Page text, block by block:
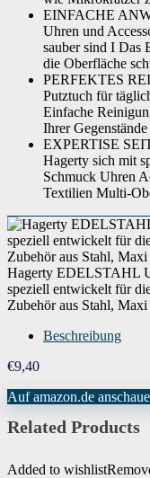
EINFACHE
Uhren und
sauber sind I Das
die Oberfläche
PERFEKTES
Putztuch für
Einfache
Ihrer
EXPERTISE
Hagerty sich mit
Schmuck Uhren
Textilien Multi-
Hagerty EDELSTAHL
speziell entwickelt für
Zubehör aus Stahl,
Beschreibung
€9,40
Auf amazon.de
Related Products
Added to wishlist